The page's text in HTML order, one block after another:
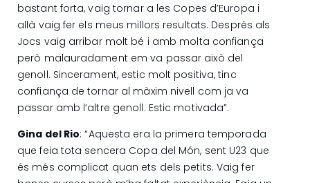
bastant forta, vaig tornar a les Copes d’Europa i
allà vaig fer els meus millors resultats. Després als
Jocs vaig arribar molt bé i amb molta confiança
però malauradament em va passar això del
genoll. Sincerament, estic molt positiva, tinc
confiança de tornar al màxim nivell com ja va
passar amb l’altre genoll. Estic motivada”.
Gina del Rio: “Aquesta era la primera temporada
que feia tota sencera Copa del Món, sent U23 que
és més complicat quan ets dels petits. Vaig fer